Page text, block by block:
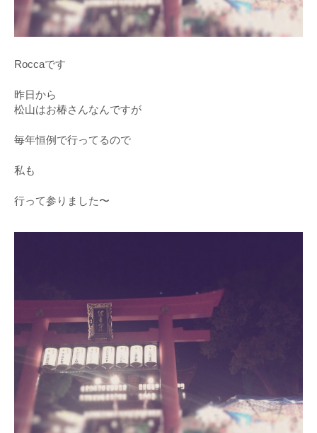
Roccaです
昨日から
松山はお椿さんなんですが
毎年恒例で行ってるので
私も
行って参りました〜